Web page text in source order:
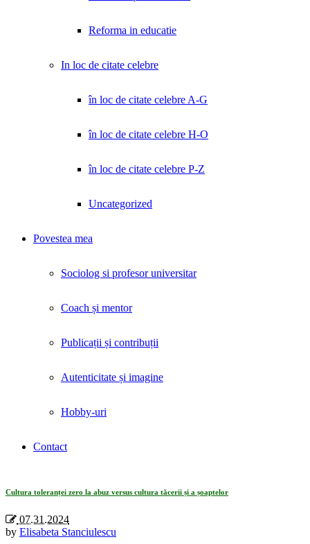
Reforma in educatie
In loc de citate celebre
în loc de citate celebre A-G
în loc de citate celebre H-O
în loc de citate celebre P-Z
Uncategorized
Povestea mea
Sociolog si profesor universitar
Coach și mentor
Publicații și contribuții
Autenticitate și imagine
Hobby-uri
Contact
Cultura toleranței zero la abuz versus cultura tăcerii și a șoaptelor
07.31.2024
by Elisabeta Stanciulescu